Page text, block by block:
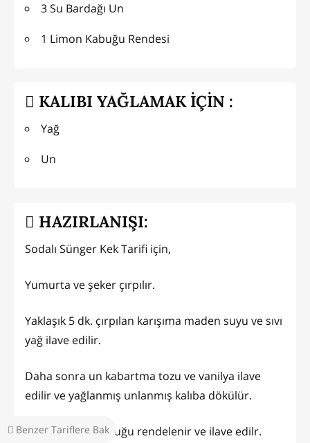
Benzer Tariflere Bak
3 Su Bardağı Un
1 Limon Kabuğu Rendesi
KALIBI YAĞLAMAK İÇİN :
Yağ
Un
HAZIRLANIŞI:
Sodalı Sünger Kek Tarifi için,
Yumurta ve şeker çırpılır.
Yaklaşık 5 dk. çırpılan karışıma maden suyu ve sıvı
yağ ilave edilir.
Daha sonra un kabartma tozu ve vanilya ilave
edilir ve yağlanmış unlanmış kalıba dökülür.
En son limon kabuğu rendelenir ve ilave edilr.